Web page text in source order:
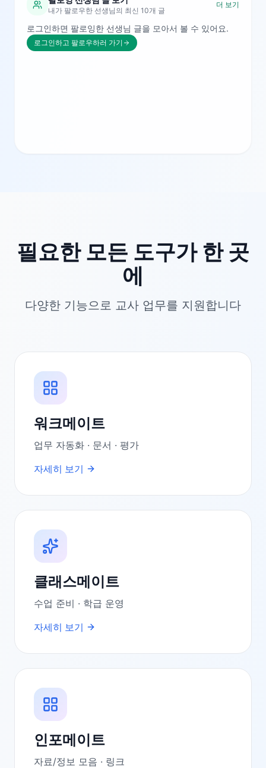
내가 팔로우한 선생님의 최신 10개 글
더 보기
로그인하면 팔로잉한 선생님 글을 모아서 볼 수 있어요.
로그인하고 팔로우하러 가기
필요한 모든 도구가 한 곳
에
다양한 기능으로 교사 업무를 지원합니다
워크메이트
업무 자동화 · 문서 · 평가
자세히 보기
클래스메이트
수업 준비 · 학급 운영
자세히 보기
인포메이트
자료/정보 모음 · 링크